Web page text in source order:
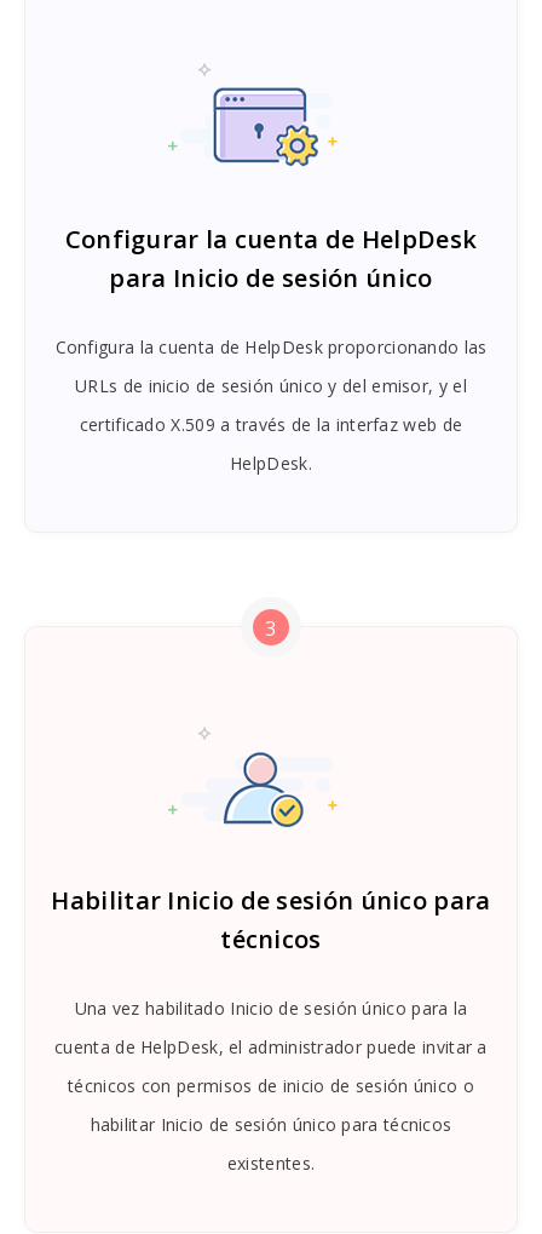
Configurar la cuenta de HelpDesk
para Inicio de sesión único
Configura la cuenta de HelpDesk proporcionando las
URLs de inicio de sesión único y del emisor, y el
certificado X.509 a través de la interfaz web de
HelpDesk.
3
Habilitar Inicio de sesión único para
técnicos
Una vez habilitado Inicio de sesión único para la
cuenta de HelpDesk, el administrador puede invitar a
técnicos con permisos de inicio de sesión único o
habilitar Inicio de sesión único para técnicos
existentes.